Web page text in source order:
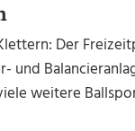
Der
und
weitere